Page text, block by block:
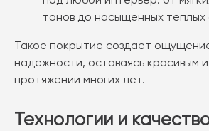
тонов до насыщенных теплых
Такое покрытие создает
надежности, оставаясь красивым
протяжении многих лет.
Технологии и